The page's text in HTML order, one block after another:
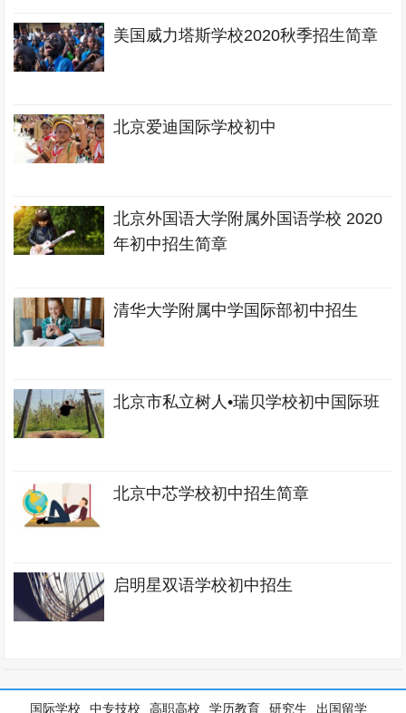
美国威力塔斯学校2020秋季招生简章
北京爱迪国际学校初中
北京外国语大学附属外国语学校 2020
年初中招生简章
清华大学附属中学国际部初中招生
北京市私立树人•瑞贝学校初中国际班
北京中芯学校初中招生简章
启明星双语学校​初中招生
国际学校 中专技校 高职高校 学历教育 研究生 出国留学